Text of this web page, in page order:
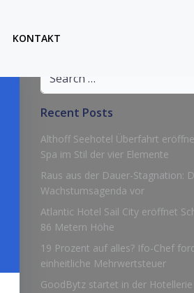
KONTAKT
for:
Recent Posts
Althoff Seehotel Überfahrt
Spa im Stil der vier Elemente
Raus aus der Dauer-Stagnation:
Wachstumsagenda vor
Atlantic Hotel Sail City eröffnet
86 Metern Höhe
19 Prozent auf alles? Ifo-Chef
einheitliche Mehrwertsteuer
GoodBytz startet in der Hotellerie